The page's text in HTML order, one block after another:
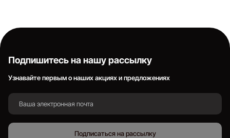
Подпишитесь на нашу рассылку
Узнавайте первым о наших акциях и предложениях
Подписаться на рассылку